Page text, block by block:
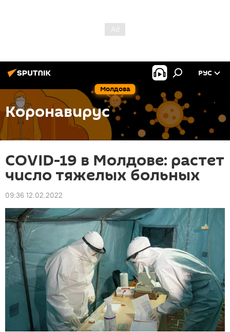
Молдова
РУС
Коронавирус
COVID-19 в Молдове: растет
число тяжелых больных
09:36 12.02.2022